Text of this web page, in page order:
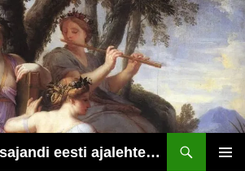
Luuletõlked 19. sajandi eesti ajalehtedest